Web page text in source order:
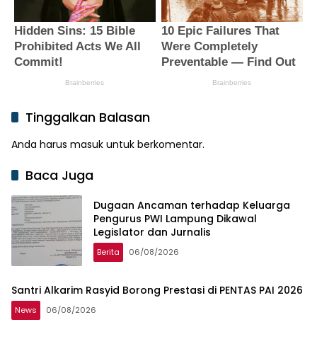
Tinggalkan Balasan
Anda harus masuk untuk berkomentar.
Baca Juga
Dugaan Ancaman terhadap Keluarga
Pengurus PWI Lampung Dikawal
Legislator dan Jurnalis
Berita 06/08/2026
Santri Alkarim Rasyid Borong Prestasi di PENTAS PAI 2026
News 06/08/2026